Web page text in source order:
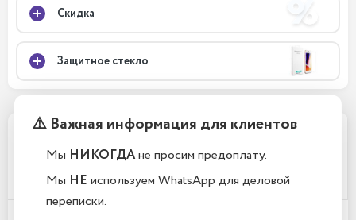
Скидка
Защитное стекло
Почему у вас такие низкие цены?
Телефоны новые или восстановленные?
⚠️ Важная информация для клиентов
Мы НИКОГДАне просим предоплату.
Мы НЕ используем WhatsApp для деловой
переписки.